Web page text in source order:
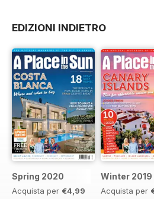
EDIZIONI INDIETRO
Spring 2020
Acquista per €4,99
Winter 2019
Acquista per